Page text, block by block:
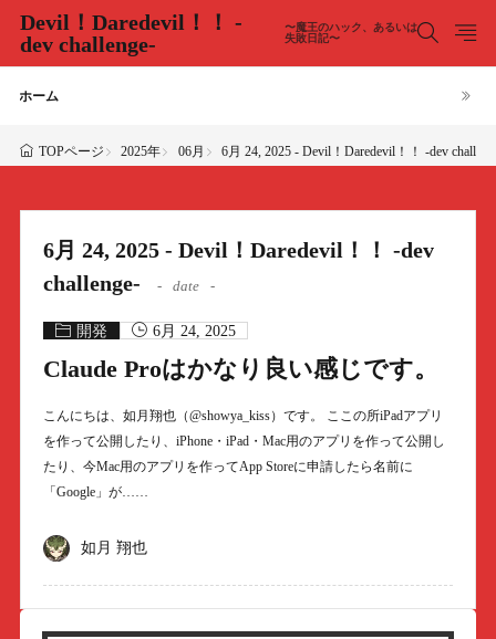
Devil！Daredevil！！ -
dev challenge-
〜魔王のハック、あるいは
失敗日記〜
ホーム
TOPページ 2025年 06月 6月 24, 2025 - Devil！Daredevil！！ -dev
6月 24, 2025 - Devil！Daredevil！！ -dev
challenge-
date
開発 6月 24, 2025
Claude Proはかなり良い感じです。
こんにちは、如月翔也（@showya_kiss）です。 ここの所iPadアプリ
を作って公開したり、iPhone・iPad・Mac用のアプリを作って公開し
たり、今Mac用のアプリを作ってApp Storeに申請したら名前に
「Google」が……
如月 翔也